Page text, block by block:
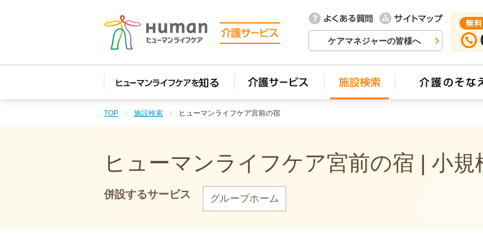
ケアマネジャーの皆様へ
TOP 施設検索 ヒューマンライフケア宮前の宿
ヒューマンライフケア宮前の宿 | 小
併設するサービス グループホーム